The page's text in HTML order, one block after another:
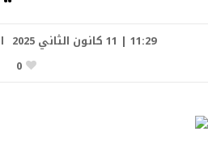
11:29 | 11 كانون الثاني 2025
0